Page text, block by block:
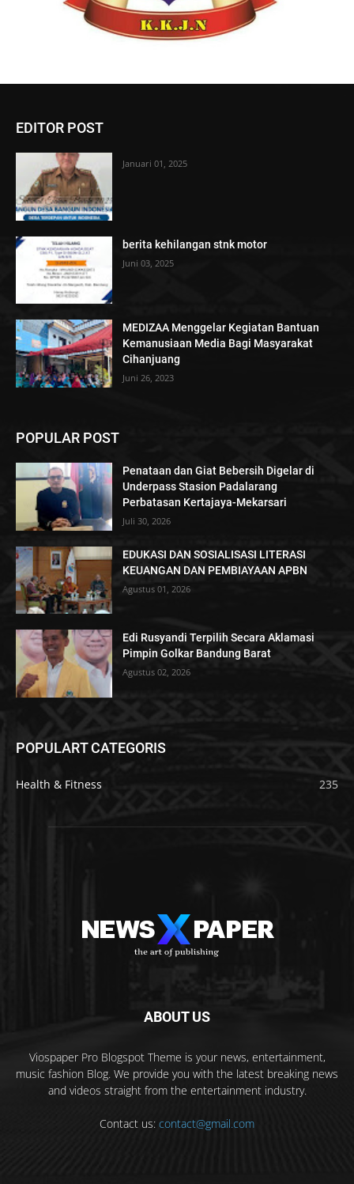
EDITOR POST
Januari 01, 2025
berita kehilangan stnk motor
Juni 03, 2025
MEDIZAA Menggelar Kegiatan Bantuan
Kemanusiaan Media Bagi Masyarakat
Cihanjuang
Juni 26, 2023
POPULAR POST
Penataan dan Giat Bebersih Digelar di
Underpass Stasion Padalarang
Perbatasan Kertajaya-Mekarsari
Juli 30, 2026
EDUKASI DAN SOSIALISASI LITERASI
KEUANGAN DAN PEMBIAYAAN APBN
Agustus 01, 2026
Edi Rusyandi Terpilih Secara Aklamasi
Pimpin Golkar Bandung Barat
Agustus 02, 2026
POPULART CATEGORIS
Health & Fitness 235
ABOUT US
Viospaper Pro Blogspot Theme is your news, entertainment,
music fashion Blog. We provide you with the latest breaking news
and videos straight from the entertainment industry.
Contact us: contact@gmail.com